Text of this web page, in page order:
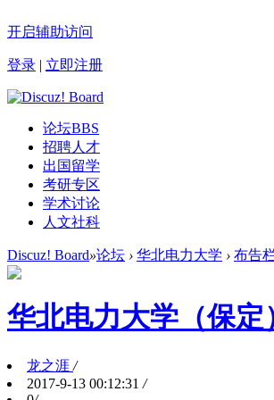
开启辅助访问
登录 | 立即注册
论坛BBS
招聘人才
出国留学
考研专区
学术讨论
人文社科
Discuz! Board»论坛 › 华北电力大学 › 布告
华北电力大学（保
龙之涯 /
2017-9-13 00:12:31 /